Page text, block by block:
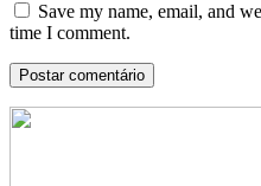
Save my name, email, and
time I comment.